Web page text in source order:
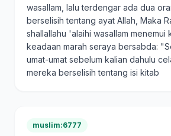
wasallam, lalu terdengar ada dua
berselisih tentang ayat Allah, Maka
shallallahu 'alaihi wasallam menemui
keadaan marah seraya bersabda:
umat-umat sebelum kalian dahulu
mereka berselisih tentang isi kitab
muslim:6777